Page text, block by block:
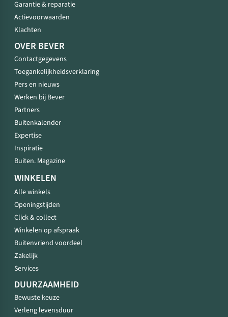
Garantie & reparatie
Actievoorwaarden
Klachten
OVER BEVER
Contactgegevens
Toegankelijkheidsverklaring
Pers en nieuws
Werken bij Bever
Partners
Buitenkalender
Expertise
Inspiratie
Buiten. Magazine
WINKELEN
Alle winkels
Openingstijden
Click & collect
Winkelen op afspraak
Buitenvriend voordeel
Zakelijk
Services
DUURZAAMHEID
Bewuste keuze
Verleng levensduur